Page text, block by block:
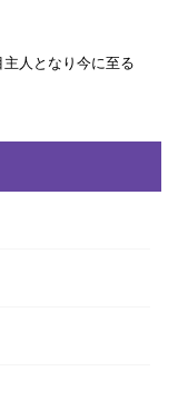
人となり今に至る